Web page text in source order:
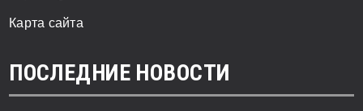
Карта сайта
ПОСЛЕДНИЕ НОВОСТИ